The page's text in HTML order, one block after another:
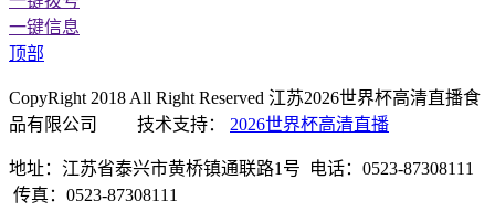
一键信息
顶部
CopyRight 2018 All Right Reserved 江苏2026世界杯高清直播食
品有限公司 技术支持： 2026世界杯高清直播
地址：江苏省泰兴市黄桥镇通联路1号 电话：0523-87308111
传真：0523-87308111